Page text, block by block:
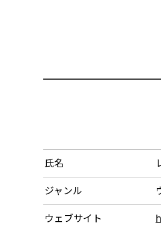
氏名
ジャンル
ウェブサイト